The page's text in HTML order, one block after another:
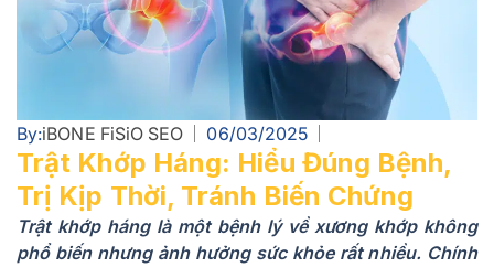
By:iBONE FiSiO SEO 06/03/2025
Trật Khớp Háng: Hiểu Đúng Bệnh,
Trị Kịp Thời, Tránh Biến Chứng
Trật khớp háng là một bệnh lý về xương khớp không
phổ biến nhưng ảnh hưởng sức khỏe rất nhiều. Chính